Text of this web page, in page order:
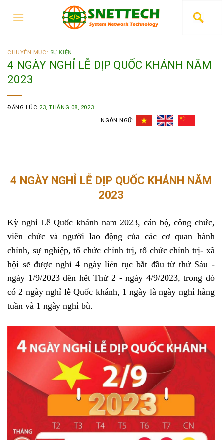
CHUYÊN MỤC: SỰ KIỆN
4 NGÀY NGHỈ LỄ DỊP QUỐC KHÁNH NĂM
2023
ĐĂNG LÚC 23, THÁNG 08, 2023
NGÔN NGỮ:
4 NGÀY NGHỈ LỄ DỊP QUỐC KHÁNH NĂM
2023
Kỳ nghỉ Lễ Quốc khánh năm 2023, cán bộ, công chức,
viên chức và người lao động của các cơ quan hành
chính, sự nghiệp, tổ chức chính trị, tổ chức chính trị- xã
hội sẽ được nghỉ 4 ngày liên tục bắt đầu từ thứ Sáu -
ngày 1/9/2023 đến hết Thứ 2 - ngày 4/9/2023, trong đó
có 2 ngày nghỉ lễ Quốc khánh, 1 ngày là ngày nghỉ hàng
tuần và 1 ngày nghỉ bù.